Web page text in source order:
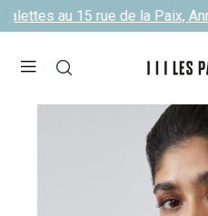
au 15 rue de la Paix,